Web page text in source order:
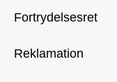
Fortrydelsesret
Reklamation